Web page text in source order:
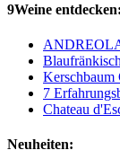
9Weine entdecken:
Kerschbaum
7
Chateau
Neuheiten: